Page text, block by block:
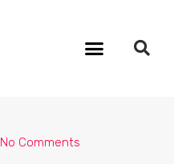
No Comments